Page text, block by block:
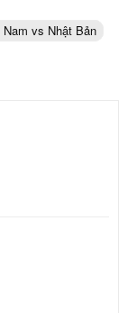
vs Nhật Bản